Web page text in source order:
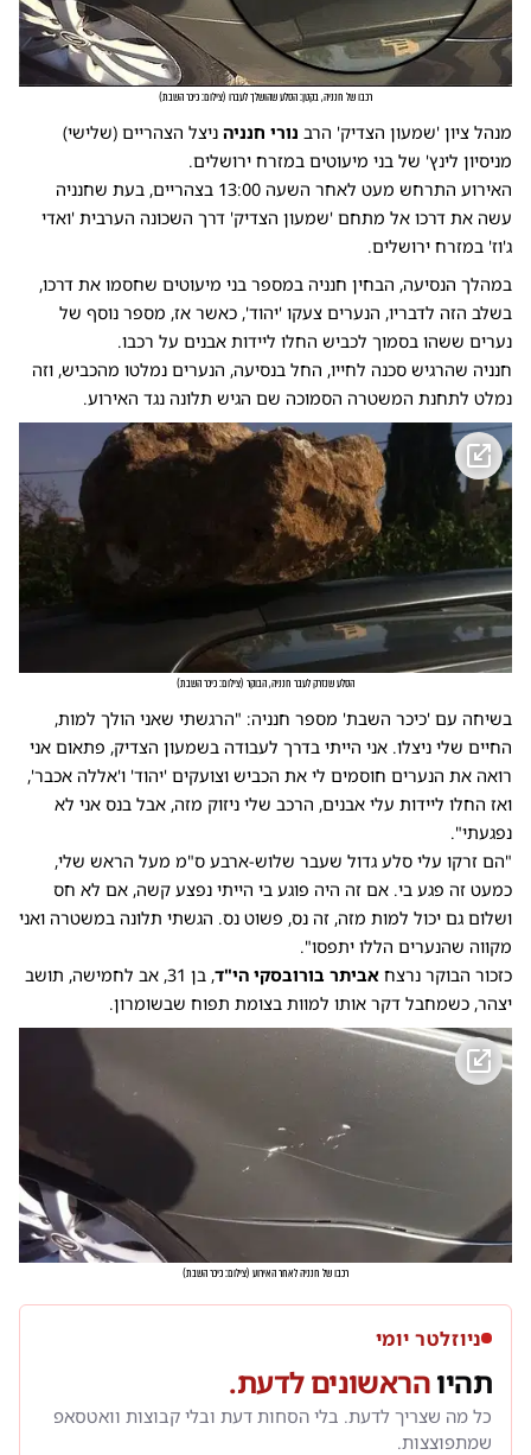
רכבו של חנניה, בקטן: הסלע שהושלך לעברו (צילום: כיכר השבת)
מנהל ציון 'שמעון הצדיק' הרב נורי חנניה ניצל הצהריים (שלישי)
מניסיון לינץ' של בני מיעוטים במזרח ירושלים.
האירוע התרחש מעט לאחר השעה 13:00 בצהריים, בעת שחנניה
עשה את דרכו אל מתחם 'שמעון הצדיק' דרך השכונה הערבית 'ואדי
ג'וז' במזרח ירושלים.
במהלך הנסיעה, הבחין חנניה במספר בני מיעוטים שחסמו את דרכו,
בשלב הזה לדבריו, הנערים צעקו 'יהוד', כאשר אז, מספר נוסף של
נערים ששהו בסמוך לכביש החלו ליידות אבנים על רכבו.
חנניה שהרגיש סכנה לחייו, החל בנסיעה, הנערים נמלטו מהכביש, וזה
נמלט לתחנת המשטרה הסמוכה שם הגיש תלונה נגד האירוע.
הסלע שנזרק לעבר חנניה, הבוקר (צילום: כיכר השבת)
בשיחה עם 'כיכר השבת' מספר חנניה: "הרגשתי שאני הולך למות,
החיים שלי ניצלו. אני הייתי בדרך לעבודה בשמעון הצדיק, פתאום אני
רואה את הנערים חוסמים לי את הכביש וצועקים 'יהוד' ו'אללה אכבר',
ואז החלו ליידות עלי אבנים, הרכב שלי ניזוק מזה, אבל בנס אני לא
נפגעתי".
"הם זרקו עלי סלע גדול שעבר שלוש-ארבע ס"מ מעל הראש שלי,
כמעט זה פגע בי. אם זה היה פוגע בי הייתי נפצע קשה, אם לא חס
ושלום גם יכול למות מזה, זה נס, פשוט נס. הגשתי תלונה במשטרה ואני
מקווה שהנערים הללו יתפסו".
כזכור הבוקר נרצח אביתר בורובסקי הי"ד
, בן 31, אב לחמישה, תושב
יצהר, כשמחבל דקר אותו למוות בצומת תפוח שבשומרון.
רכבו של חנניה לאחר האירוע (צילום: כיכר השבת)
ניוזלטר יומי
תהיוהראשונים לדעת.
כל מה שצריך לדעת. בלי הסחות דעת ובלי קבוצות וואטסאפ
שמתפוצצות.